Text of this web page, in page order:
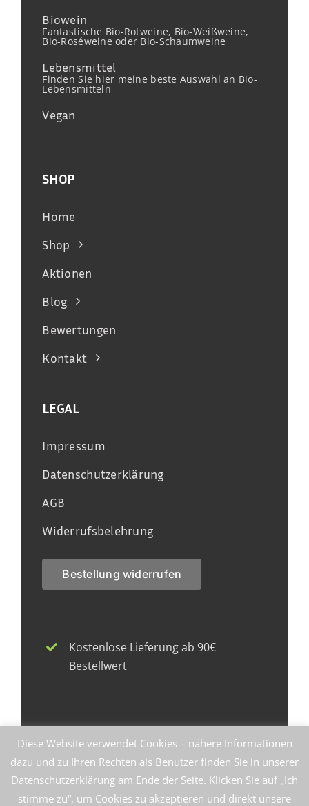
Biowein
Fantastische Bio-Rotweine, Bio-Weißweine,
Bio-Roséweine oder Bio-Schaumweine
Lebensmittel
Finden Sie hier meine beste Auswahl an Bio-
Lebensmitteln
Vegan
SHOP
Home
Shop
Aktionen
Blog
Bewertungen
Kontakt
LEGAL
Impressum
Datenschutzerklärung
AGB
Widerrufsbelehrung
Bestellung widerrufen
Kostenlose Lieferung ab 90€
Bestellwert
Faire Herstellung zu fairen Preisen
Diese Website verwendet Cookies – nähere Informationen
dazu und zu Ihren Rechten als Benutzer finden Sie in unserer
Datenschutzerklärung am Ende der Seite. Klicken Sie auf „Ich
stimme zu“, um Cookies zu akzeptieren und direkt unsere